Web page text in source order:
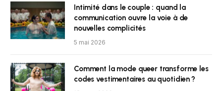
Intimité dans le couple : quand la
communication ouvre la voie à de
nouvelles complicités
5 mai 2026
Comment la mode queer transforme les
codes vestimentaires au quotidien ?